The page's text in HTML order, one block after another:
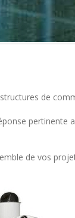
de
pertinente
de vos